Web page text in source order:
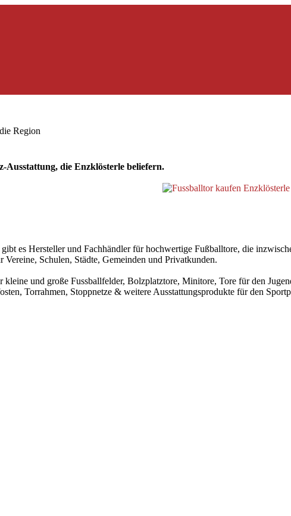
Region
die Enzklösterle beliefern.
es Hersteller und Fachhändler für hochwertige Fußballtore, die
Schulen, Städte, Gemeinden und Privatkunden.
kleine und große Fussballfelder, Bolzplatztore, Minitore, Tore für den
Torrahmen, Stoppnetze & weitere Ausstattungsprodukte für den